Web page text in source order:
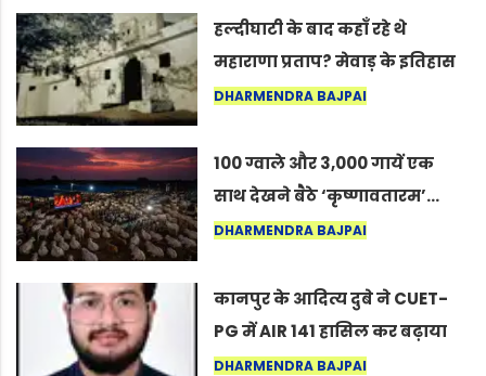
हल्दीघाटी के बाद कहाँ रहे थे
महाराणा प्रताप? मेवाड़ के इतिहास
का वह अनकहा अध्याय जो आज भी
DHARMENDRA BAJPAI
100 ग्वाले और 3,000 गायें एक
साथ देखने बैठे ‘कृष्णावतारम’…
नागपुर में दिखा ऐसा नज़ारा कि
कर सकते हैं”
DHARMENDRA BAJPAI
कानपुर के आदित्य दुबे ने CUET-
PG में AIR 141 हासिल कर बढ़ाया
शहर का मान
DHARMENDRA BAJPAI